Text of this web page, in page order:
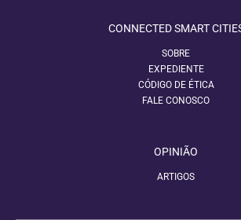
CONNECTED SMART
SOBRE
EXPEDIENTE
CÓDIGO DE ÉTICA
FALE CONOSCO
OPINIÃO
ARTIGOS